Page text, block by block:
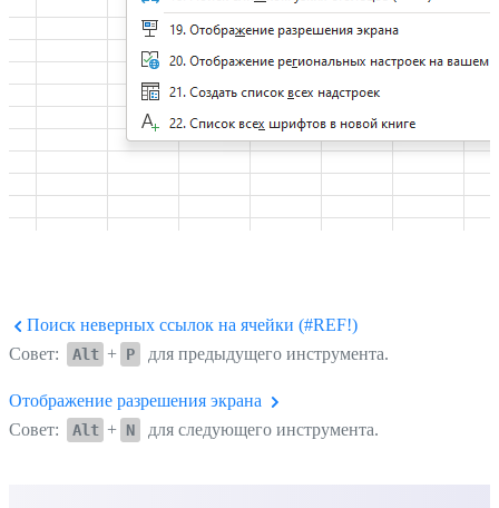
Поиск неверных ссылок на ячейки (#REF!)
Совет:
Alt + P для предыдущего инструмента.
Отображение разрешения экрана
Совет:
Alt + N для следующего инструмента.